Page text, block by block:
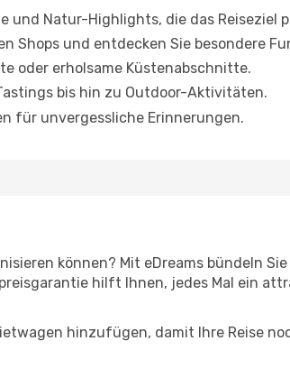
und Natur-Highlights, die das Reiseziel
Shops und entdecken Sie besondere
oder erholsame Küstenabschnitte.
bis hin zu Outdoor-Aktivitäten.
für unvergessliche Erinnerungen.
können? Mit eDreams bündeln
hilft Ihnen, jedes Mal ein
hinzufügen, damit Ihre Reise